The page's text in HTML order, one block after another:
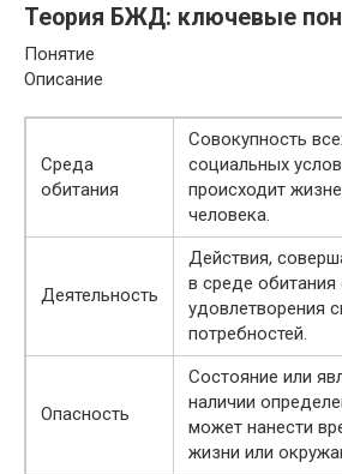
Теория БЖД: ключевые
Понятие
Описание
Среда
обитания
Совокупность
социальных
происходит
человека.
Деятельность
Действия,
в среде
удовлетворения
потребностей.
Опасность
Состояние или
наличии
может нанести
жизни или